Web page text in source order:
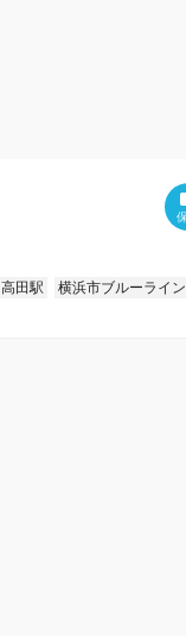
高田駅
横浜市ブルーライン